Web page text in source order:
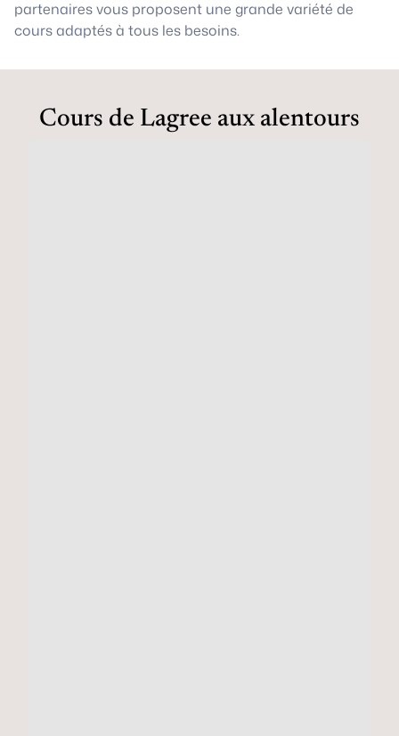
partenaires vous proposent une grande variété de
cours adaptés à tous les besoins.
Cours de Lagree aux alentours